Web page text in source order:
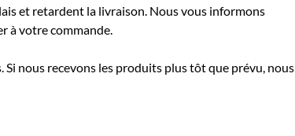
et retardent la livraison. Nous vous informons
à votre commande.
nous recevons les produits plus tôt que prévu, nous